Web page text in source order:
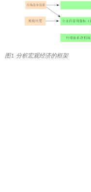
图1 分析宏观经济的框架